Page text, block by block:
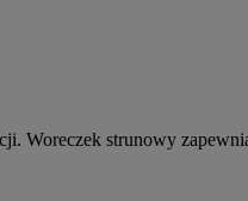
Woreczek strunowy